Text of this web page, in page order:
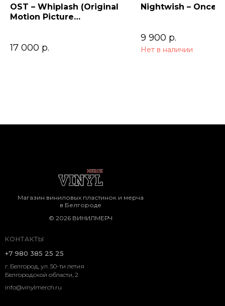
OST – Whiplash (Original
Motion Picture
17 000 р.
Nightwish – Once
9 900 р.
Нет в наличии
КОНТАКТЫ
г. Белгород, ул. 50-ти летия
Белгородской области, 2
+7 980 385 25 25
Магазин виниловых пластинок и мерча
в Белгороде
© 2026 ВИНИЛМЕРЧ
info@vinylmerch.ru